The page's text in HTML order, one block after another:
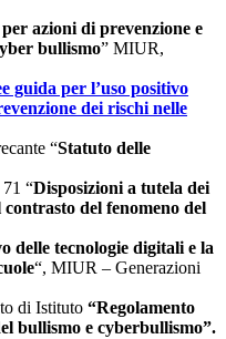
azioni di prevenzione e
bullismo” MIUR,
guida per l’uso positivo
dei rischi nelle
“Statuto delle
“Disposizioni a tutela dei
del fenomeno del
delle tecnologie digitali e la
“, MIUR – Generazioni
di Istituto “Regolamento
bullismo e cyberbullismo”.